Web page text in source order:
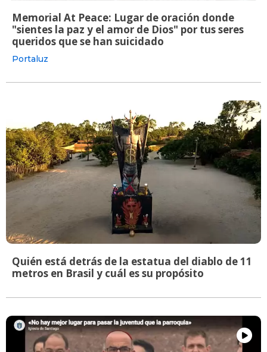
Memorial At Peace: Lugar de oración donde
"sientes la paz y el amor de Dios" por tus seres
queridos que se han suicidado
Portaluz
Quién está detrás de la estatua del diablo de 11
metros en Brasil y cuál es su propósito